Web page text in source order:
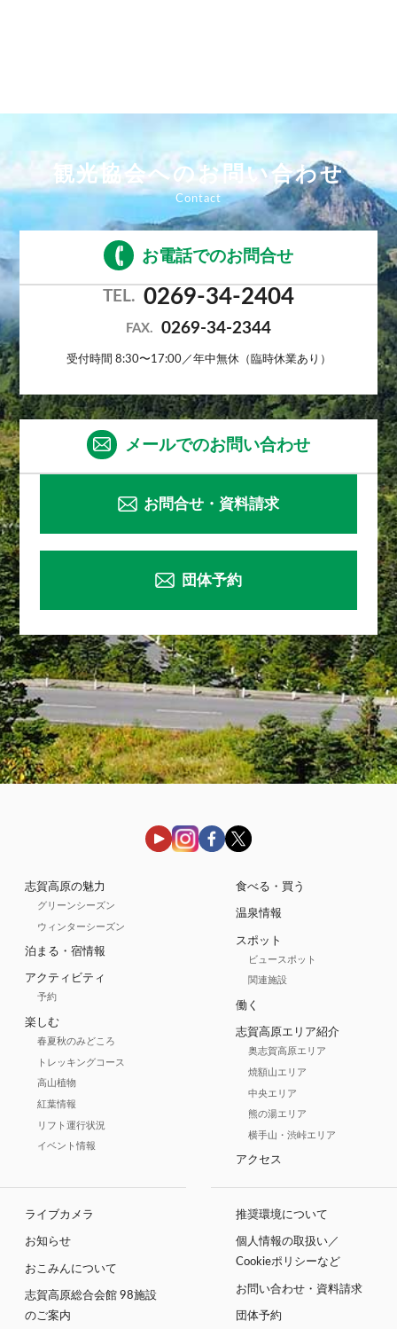
観光協会へのお問い合わせ
お電話でのお問合せ
TEL. 0269-34-2404
FAX. 0269-34-2344
受付時間 8:30〜17:00／年中無休（臨時休業あり）
メールでのお問い合わせ
お問合せ・資料請求
団体予約
志賀高原の魅力
グリーンシーズン
ウィンターシーズン
泊まる・宿情報
アクティビティ
予約
楽しむ
春夏秋のみどころ
トレッキングコース
高山植物
紅葉情報
リフト運行状況
イベント情報
食べる・買う
温泉情報
スポット
ビュースポット
関連施設
働く
志賀高原エリア紹介
奥志賀高原エリア
焼額山エリア
中央エリア
熊の湯エリア
横手山・渋峠エリア
アクセス
ライブカメラ
お知らせ
おこみんについて
志賀高原総合会館 98施設
のご案内
推奨環境について
個人情報の取扱い／
Cookieポリシーなど
お問い合わせ・資料請求
団体予約